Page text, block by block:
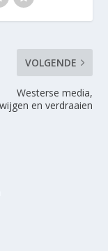
VOLGENDE
Westerse media,
en verdraaien